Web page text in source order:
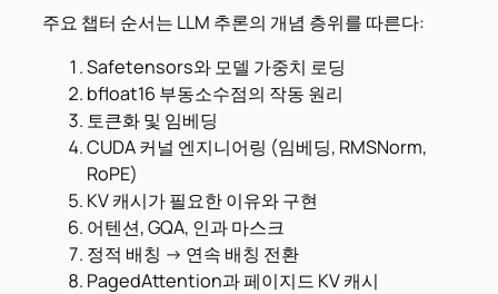
주요 챕터 순서는 LLM 추론의 개념 층위를 따른다:
Safetensors와 모델 가중치 로딩
bfloat16 부동소수점의 작동 원리
토큰화 및 임베딩
CUDA 커널 엔지니어링 (임베딩, RMSNorm,
RoPE)
KV 캐시가 필요한 이유와 구현
어텐션, GQA, 인과 마스크
정적 배칭 → 연속 배칭 전환
PagedAttention과 페이지드 KV 캐시